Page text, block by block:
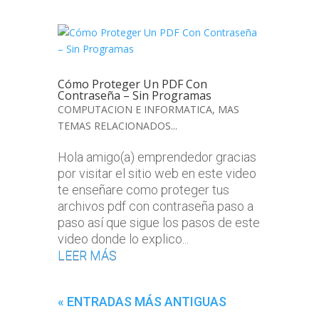
Cómo Proteger Un PDF Con
Contraseña – Sin Programas
COMPUTACION E INFORMATICA, MAS
TEMAS RELACIONADOS...
Hola amigo(a) emprendedor gracias
por visitar el sitio web en este video
te enseñare como proteger tus
archivos pdf con contraseña paso a
paso así que sigue los pasos de este
video donde lo explico...
LEER MÁS
« ENTRADAS MÁS ANTIGUAS